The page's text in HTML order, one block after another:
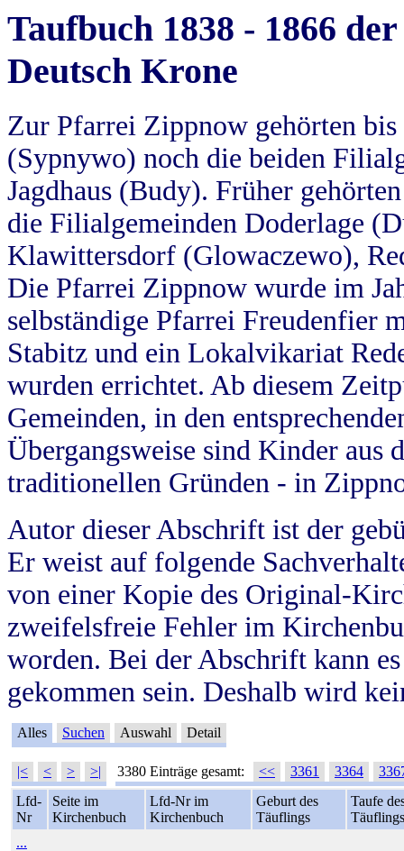
Taufbuch 1838 - 1866
Deutsch Krone
Zur Pfarrei Zippnow gehörten
(Sypnywo) noch die beiden
Jagdhaus (Budy). Früher
die Filialgemeinden Doderlage
Klawittersdorf (Glowaczewo),
Die Pfarrei Zippnow wurde im
selbständige Pfarrei Freudenfier
Stabitz und ein Lokalvikariat
wurden errichtet. Ab diesem
Gemeinden, in den
Übergangsweise sind Kinder aus
traditionellen Gründen - in
Autor dieser Abschrift ist der
Er weist auf folgende
von einer Kopie des Original-
zweifelsfreie Fehler im
worden. Bei der Abschrift kann
gekommen sein. Deshalb wird
Alles Suchen Auswahl Detail
|< < > >| 3380 Einträge gesamt: << 3361 3364
Lfd-
Nr
Seite im
Kirchenbuch
Lfd-Nr im
Kirchenbuch
Geburt des
Täuflings
Taufe
Täuflings
...